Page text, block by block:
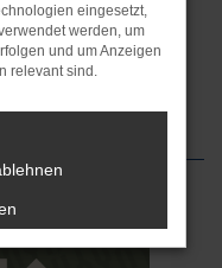
vereinbaren!
eingesetzt,
werden, um
und um Anzeigen
relevant sind.